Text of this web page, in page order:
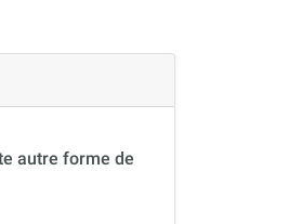
autre forme de